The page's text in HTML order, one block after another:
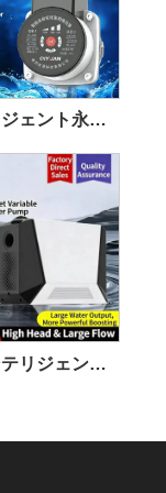
インテリジェント永久磁石可変周波数サイレントブースターポンプ
大型インテリジェントブースターポンプ